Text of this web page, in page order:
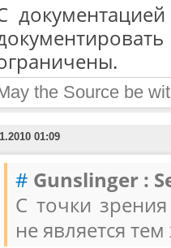
the Source be
01:09
# Gunslinger :
С точки
не является